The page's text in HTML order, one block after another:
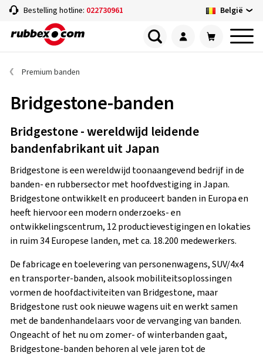
Bestelling hotline: 022730961 België
Premium banden
Bridgestone-banden
Bridgestone - wereldwijd leidende
bandenfabrikant uit Japan
Bridgestone is een wereldwijd toonaangevend bedrijf in de
banden- en rubbersector met hoofdvestiging in Japan.
Bridgestone ontwikkelt en produceert banden in Europa en
heeft hiervoor een modern onderzoeks- en
ontwikkelingscentrum, 12 productievestigingen en lokaties
in ruim 34 Europese landen, met ca. 18.200 medewerkers.
De fabricage en toelevering van personenwagens, SUV/4x4
en transporter-banden, alsook mobiliteitsoplossingen
vormen de hoofdactiviteiten van Bridgestone, maar
Bridgestone rust ook nieuwe wagens uit en werkt samen
met de bandenhandelaars voor de vervanging van banden.
Ongeacht of het nu om zomer- of winterbanden gaat,
Bridgestone-banden behoren al vele jaren tot de